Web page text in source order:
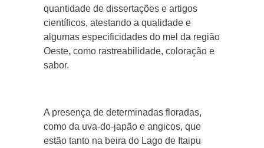
quantidade de dissertações e artigos
científicos, atestando a qualidade e
algumas especificidades do mel da região
Oeste, como rastreabilidade, coloração e
sabor.
A presença de determinadas floradas,
como da uva-do-japão e angicos, que
estão tanto na beira do Lago de Itaipu